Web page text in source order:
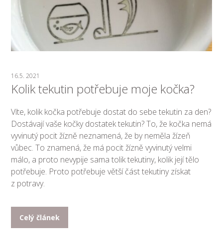
16.5. 2021
Kolik tekutin potřebuje moje kočka?
Víte, kolik kočka potřebuje dostat do sebe tekutin za den?
Dostávají vaše kočky dostatek tekutin? To, že kočka nemá
vyvinutý pocit žízně neznamená, že by neměla žízeň
vůbec. To znamená, že má pocit žízně vyvinutý velmi
málo, a proto nevypije sama tolik tekutiny, kolik její tělo
potřebuje. Proto potřebuje větší část tekutiny získat
z potravy.
Celý článek